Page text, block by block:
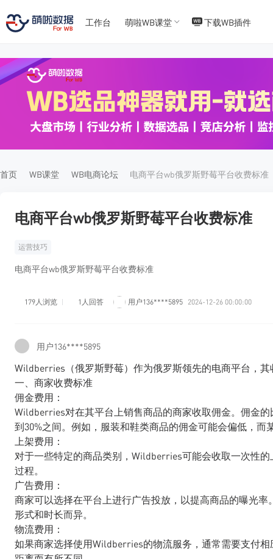
45
工作台 萌啦WB课堂 下载WB插件
首页 WB课堂 WB电商论坛 电商平台wb俄罗斯野莓平台收费标准
电商平台wb俄罗斯野莓平台收费标准
运营技巧
电商平台wb俄罗斯野莓平台收费标准
179人浏览 1人回答 用户136****5895 2024-12-26 00:00:00
用户136****5895
Wildberries（俄罗斯野莓）作为俄罗斯领先的电商平台，
一、商家收费标准
佣金费用：
Wildberries对在其平台上销售商品的商家收取佣金。佣金
到30%之间。例如，服装和鞋类商品的佣金可能会偏低，
上架费用：
对于一些特定的商品类别，Wildberries可能会收取一次性
过程。
广告费用：
商家可以选择在平台上进行广告投放，以提高商品的曝光
形式和时长而异。
物流费用：
如果商家选择使用Wildberries的物流服务，通常需要支付